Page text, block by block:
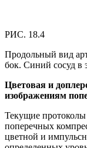
РИС. 18.4
Продольный вид
бок. Синий сосуд в
Цветовая и
изображениям
Текущие
поперечных
цветной и